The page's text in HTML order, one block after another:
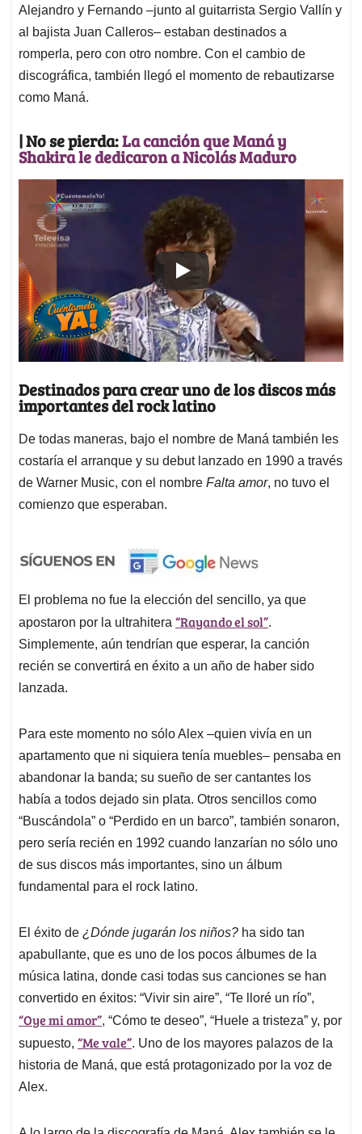
Alejandro y Fernando –junto al guitarrista Sergio Vallín y
al bajista Juan Calleros– estaban destinados a
romperla, pero con otro nombre. Con el cambio de
discográfica, también llegó el momento de rebautizarse
como Maná.
| No se pierda:La canción que Maná y
Shakira le dedicaron a Nicolás Maduro
Destinados para crear uno de los discos más
importantes del rock latino
De todas maneras, bajo el nombre de Maná también les
costaría el arranque y su debut lanzado en 1990 a través
de Warner Music, con el nombre Falta amor, no tuvo el
comienzo que esperaban.
El problema no fue la elección del sencillo, ya que
apostaron por la ultrahitera “Rayando el sol”.
Simplemente, aún tendrían que esperar, la canción
recién se convertirá en éxito a un año de haber sido
lanzada.
Para este momento no sólo Alex –quien vivía en un
apartamento que ni siquiera tenía muebles– pensaba en
abandonar la banda; su sueño de ser cantantes los
había a todos dejado sin plata. Otros sencillos como
“Buscándola” o “Perdido en un barco”, también sonaron,
pero sería recién en 1992 cuando lanzarían no sólo uno
de sus discos más importantes, sino un álbum
fundamental para el rock latino.
El éxito de ¿Dónde jugarán los niños? ha sido tan
apabullante, que es uno de los pocos álbumes de la
música latina, donde casi todas sus canciones se han
convertido en éxitos: “Vivir sin aire”, “Te lloré un río”,
“Oye mi amor”, “Cómo te deseo”, “Huele a tristeza” y, por
supuesto, “Me vale”. Uno de los mayores palazos de la
historia de Maná, que está protagonizado por la voz de
Alex.